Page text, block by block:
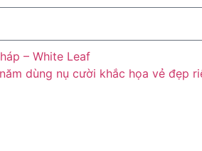
– White Leaf
dùng nụ cười khắc họa vẻ đẹp